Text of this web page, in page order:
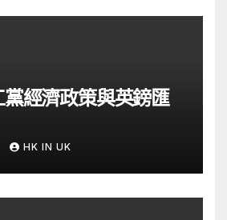
經濟政策與英鎊匯
HK IN UK